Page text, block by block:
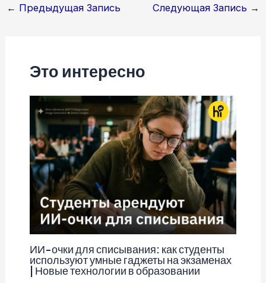
Навигация
← Предыдущая Запись Следующая Запись →
Это интересно
ИИ-очки для списывания: как студенты
используют умные гаджеты на экзаменах
| Новые технологии в образовании